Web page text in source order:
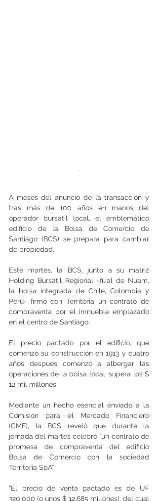
.
A meses del anuncio de la transacción y
tras más de 100 años en manos del
operador bursátil local, el emblemático
edificio de la Bolsa de Comercio de
Santiago (BCS) se prepara para cambiar
de propiedad.
Este martes, la BCS, junto a su matriz
Holding Bursátil Regional -filial de Nuam,
la bolsa integrada de Chile, Colombia y
Perú- firmó con Territoria un contrato de
compraventa por el inmueble emplazado
en el centro de Santiago.
El precio pactado por el edificio, que
comenzó su construcción en 1913 y cuatro
años después comenzó a albergar las
operaciones de la bolsa local, supera los $
12 mil millones.
Mediante un hecho esencial enviado a la
Comisión para el Mercado Financiero
(CMF), la BCS reveló que durante la
jornada del martes celebró “un contrato de
promesa de compraventa del edificio
Bolsa de Comercio con la sociedad
Territoria SpA”.
“El precio de venta pactado es de UF
320.000 (o unos $ 12.685 millones), del cual